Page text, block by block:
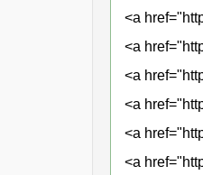
<a
<a
<a
<a
<a
<a